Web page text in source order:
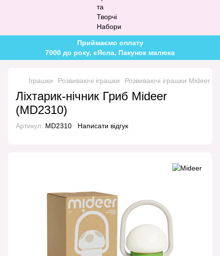
Приймаємо оплату
7000 до року, єЯсла, Пакунок малюка
Іграшки Розвиваючі іграшки Розвиваючі іграшки Mideer
Ліхтарик-нічник Гриб Mideer
(MD2310)
Артикул: MD2310 Написати відгук